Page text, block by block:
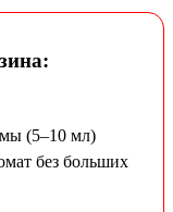
(5–10 мл)
без больших